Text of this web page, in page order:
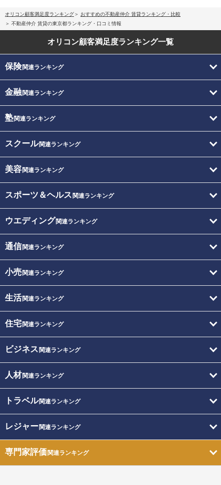
オリコン顧客満足度ランキング
おすすめの不動産仲介 賃貸ランキング・比較
不動産仲介 賃貸の東京都ランキング・口コミ情報
オリコン顧客満足度ランキング一覧
保険関連ランキング
金融関連ランキング
塾関連ランキング
スクール関連ランキング
美容関連ランキング
スポーツ＆ヘルス 関連ランキング
ウエディング関連ランキング
通信関連ランキング
小売関連ランキング
生活関連ランキング
住宅関連ランキング
ビジネス 関連ランキング
人材関連ランキング
トラベル関連ランキング
レジャー関連ランキング
専門家評価関連ランキング